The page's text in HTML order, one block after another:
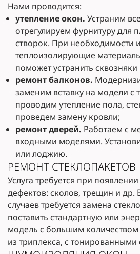
Нами проводится:
утепление окон. Устраним
отрегулируем фурнитуру для
створок. При необходимости
теплоизолирующие
поможет устранить
ремонт балконов.
заменим вставку на модели с
проводим утепление пола,
проведем замену кровли;
ремонт дверей. Работаем с
входными моделями.
или лоджию.
РЕМОНТ СТЕКЛОПАКЕТОВ
Услуга требуется при
дефектов: сколов, трещин и др.
случаев требуется замена
поставить стандартную или
модель с большим количеством
из триплекса, с тонированными